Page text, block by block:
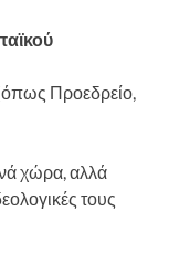
Προεδρείο,
χώρα, αλλά
τους